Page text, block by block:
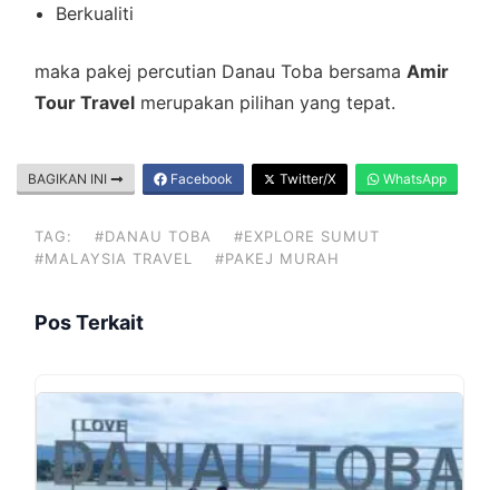
Berkualiti
maka pakej percutian Danau Toba bersama Amir
Tour Travel merupakan pilihan yang tepat.
BAGIKAN INI Facebook Twitter/X WhatsApp
TAG: #DANAU TOBA
#EXPLORE SUMUT
#MALAYSIA TRAVEL
#PAKEJ MURAH
Pos Terkait